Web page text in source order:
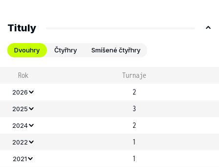
Tituly
Dvouhry Čtyřhry Smíšené čtyřhry
Rok Turnaje
2026 2
2025 3
2024 2
2022 1
2021
1